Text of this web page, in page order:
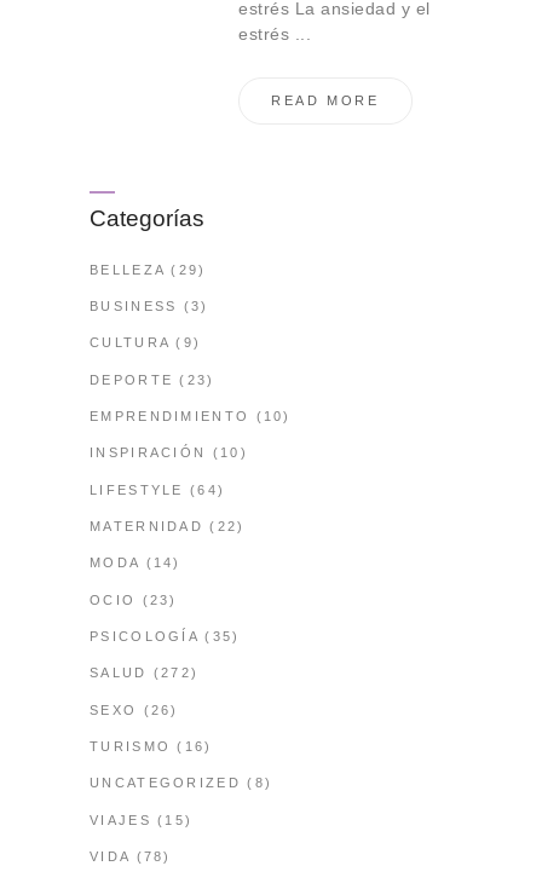
estrés La ansiedad y el
estrés ...
READ MORE
Categorías
BELLEZA (29)
BUSINESS (3)
CULTURA (9)
DEPORTE (23)
EMPRENDIMIENTO (10)
INSPIRACIÓN (10)
LIFESTYLE (64)
MATERNIDAD (22)
MODA (14)
OCIO (23)
PSICOLOGÍA (35)
SALUD (272)
SEXO (26)
TURISMO (16)
UNCATEGORIZED (8)
VIAJES (15)
VIDA (78)